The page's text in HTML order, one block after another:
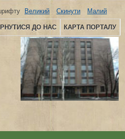
ДО НАС КАРТА ПОРТАЛУ
Великий Скинути Малий